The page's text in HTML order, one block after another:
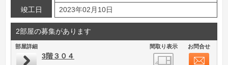
竣工日 2023年02月10日
2部屋の募集があります
部屋詳細 間取り表示 お問合せ
3階３０４